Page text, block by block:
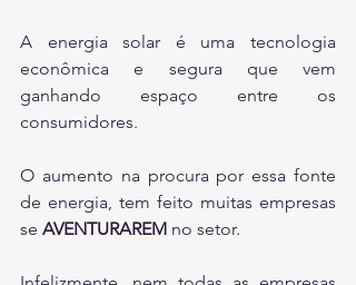
A energia solar é uma tecnologia
econômica e segura que vem
ganhando espaço entre os
consumidores.
O aumento na procura por essa fonte
de energia, tem feito muitas empresas
se AVENTURAREM no setor.